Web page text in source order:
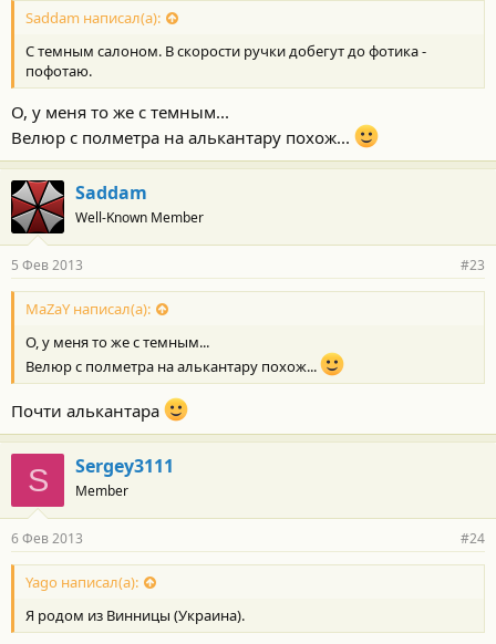
Saddam написал(а):
С темным салоном. В скорости ручки добегут до фотика -
пофотаю.
О, у меня то же с темным...
Велюр с полметра на алькантару похож...
Saddam
Well-Known Member
5 Фев 2013 #23
MaZaY написал(а):
О, у меня то же с темным...
Велюр с полметра на алькантару похож...
Почти алькантара
S Sergey3111
Member
6 Фев 2013 #24
Yago написал(а):
Я родом из Винницы (Украина).